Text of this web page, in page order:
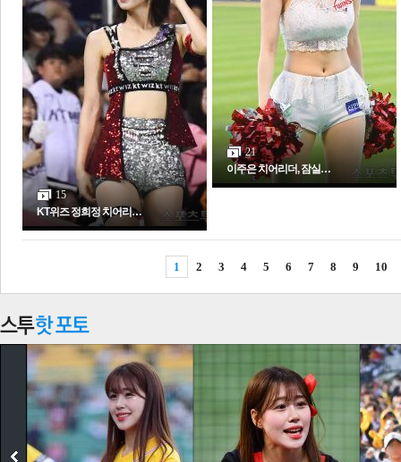
15
KT위즈 정희정 치어리…
21
이주은 치어리더, 잠실…
1 2 3 4 5 6 7 8 9 10